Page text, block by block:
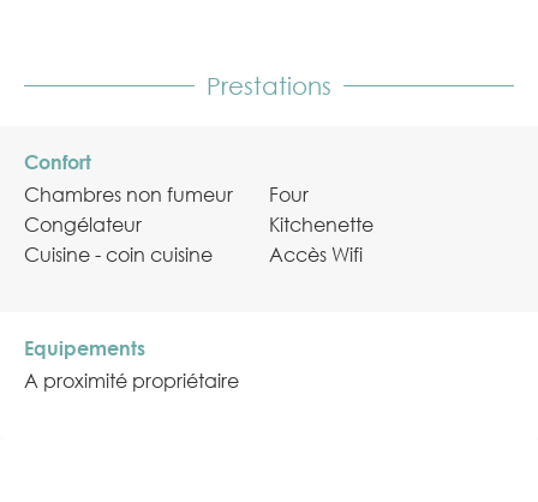
Prestations
Confort
Chambres non fumeur
Congélateur
Cuisine - coin cuisine
Four
Kitchenette
Accès Wifi
Equipements
A proximité propriétaire